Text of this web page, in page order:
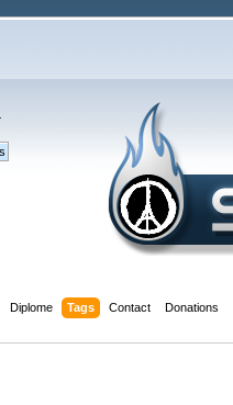
Diplome Tags Contact Donations